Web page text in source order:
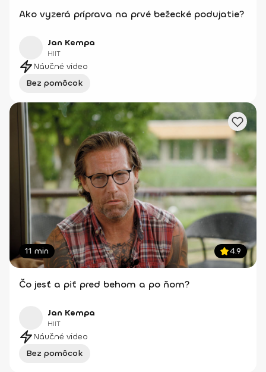
Ako vyzerá príprava na prvé bežecké podujatie?
Jan Kempa
HIIT
Náučné video
Bez pomôcok
11 min 4.9
Čo jesť a piť pred behom a po ňom?
Jan Kempa
HIIT
Náučné video
Bez pomôcok